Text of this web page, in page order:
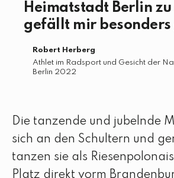
Heimatstadt Berlin
gefällt mir besonders
Robert Herberg
Athlet im Radsport und Gesicht der
Berlin 2022
Die tanzende und jubelnde
sich an den Schultern und
tanzen sie als
Platz direkt vorm